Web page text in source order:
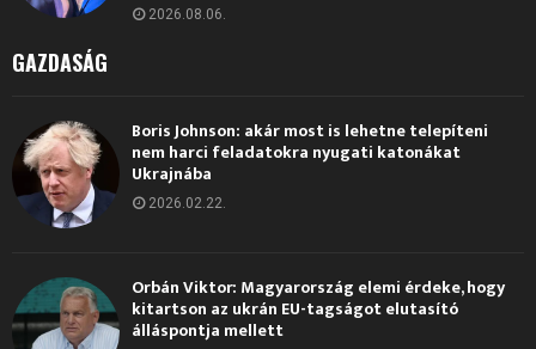
2026.08.06.
GAZDASÁG
Boris Johnson: akár most is lehetne telepíteni
nem harci feladatokra nyugati katonákat
Ukrajnába
2026.02.22.
Orbán Viktor: Magyarország elemi érdeke, hogy
kitartson az ukrán EU-tagságot elutasító
álláspontja mellett